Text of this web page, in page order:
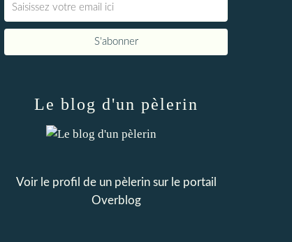
Le blog d'un pèlerin
Voir le profil de un pèlerinsur le portail
Overblog